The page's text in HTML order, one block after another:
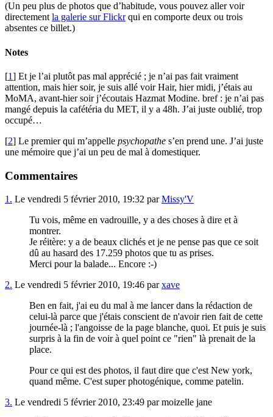
(Un peu plus de photos que d’habitude, vous pouvez aller voir
directementla galerie sur Flickrqui en comporte deux ou trois
absentes ce billet.)
Notes
[1] Et je l’ai plutôt pas mal apprécié ; je n’ai pas fait vraiment
attention, mais hier soir, je suis allé voir Hair, hier midi, j’étais au
MoMA, avant-hier soir j’écoutais Hazmat Modine. bref : je n’ai pas
mangé depuis la cafétéria du MET, il y a 48h. J’ai juste oublié, trop
occupé…
[2] Le premier qui m’appelle psychopathe s’en prend une. J’ai juste
une mémoire que j’ai un peu de mal à domestiquer.
Commentaires
1. Le vendredi 5 février 2010, 19:32 parMissy'V
Tu vois, même en vadrouille, y a des choses à dire et à
montrer.
Je réitère: y a de beaux clichés et je ne pense pas que ce soit
dû au hasard des 17.259 photos que tu as prises.
Merci pour la balade... Encore :-)
2. Le vendredi 5 février 2010, 19:46 parxave
Ben en fait, j'ai eu du mal à me lancer dans la rédaction de
celui-là parce que j'étais conscient de n'avoir rien fait de cette
journée-là ; l'angoisse de la page blanche, quoi. Et puis je suis
surpris à la fin de voir à quel point ce "rien" là prenait de la
place.
Pour ce qui est des photos, il faut dire que c'est New york,
quand même. C'est super photogénique, comme patelin.
3. Le vendredi 5 février 2010, 23:49 par moizelle jane